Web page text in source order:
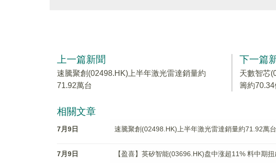
上一篇新聞
速騰聚創(02498.HK)上半年激光雷達銷量約
71.92萬台
下一篇
天數智芯
籌約
相關文章
7月9日 速騰聚創(02498.HK)上半年激光雷達銷量約71.92萬台
7月9日 【盈喜】英矽智能(03696.HK)盘中涨超11% 料中期